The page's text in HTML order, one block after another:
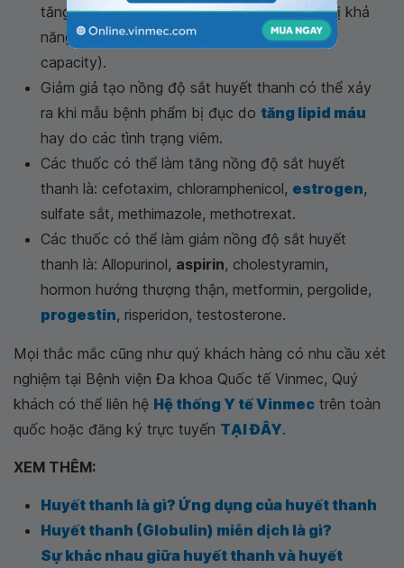
tăng nồng độ sắt huyết thanh và/hoặc giá trị khả
năng mang sắt toàn thể (total iron binding
capacity).
Giảm giả tạo nồng độ sắt huyết thanh có thể xảy
ra khi mẫu bệnh phẩm bị đục do tăng lipid máu
hay do các tình trạng viêm.
Các thuốc có thể làm tăng nồng độ sắt huyết
thanh là: cefotaxim, chloramphenicol, estrogen,
sulfate sắt, methimazole, methotrexat.
Các thuốc có thể làm giảm nồng độ sắt huyết
thanh là: Allopurinol, aspirin, cholestyramin,
hormon hướng thượng thận, metformin, pergolide,
progestin, risperidon, testosterone.
Mọi thắc mắc cũng như quý khách hàng có nhu cầu xét
nghiệm tại Bệnh viện Đa khoa Quốc tế Vinmec, Quý
khách có thể liên hệ Hệ thống Y tế Vinmec trên toàn
quốc hoặc đăng ký trực tuyến TẠI ĐÂY.
XEM THÊM:
Huyết thanh là gì? Ứng dụng của huyết thanh
Huyết thanh (Globulin) miễn dịch là gì?
Sự khác nhau giữa huyết thanh và huyết